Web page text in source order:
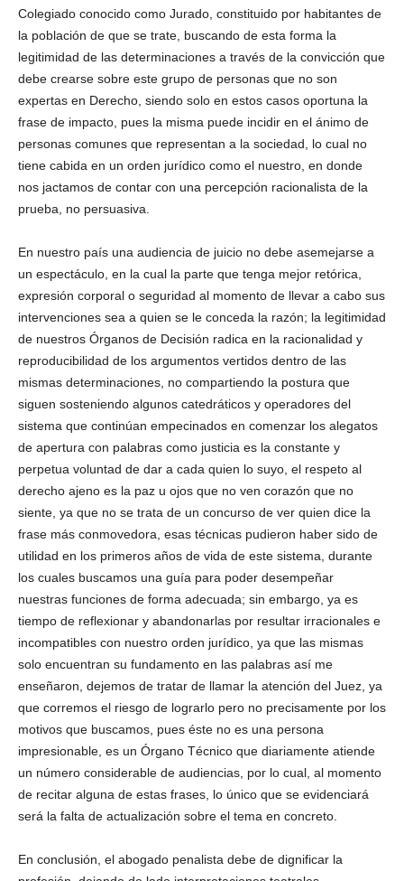
Colegiado conocido como Jurado, constituido por habitantes de
la población de que se trate, buscando de esta forma la
legitimidad de las determinaciones a través de la convicción que
debe crearse sobre este grupo de personas que no son
expertas en Derecho, siendo solo en estos casos oportuna la
frase de impacto, pues la misma puede incidir en el ánimo de
personas comunes que representan a la sociedad, lo cual no
tiene cabida en un orden jurídico como el nuestro, en donde
nos jactamos de contar con una percepción racionalista de la
prueba, no persuasiva.
En nuestro país una audiencia de juicio no debe asemejarse a
un espectáculo, en la cual la parte que tenga mejor retórica,
expresión corporal o seguridad al momento de llevar a cabo sus
intervenciones sea a quien se le conceda la razón; la legitimidad
de nuestros Órganos de Decisión radica en la racionalidad y
reproducibilidad de los argumentos vertidos dentro de las
mismas determinaciones, no compartiendo la postura que
siguen sosteniendo algunos catedráticos y operadores del
sistema que continúan empecinados en comenzar los alegatos
de apertura con palabras como justicia es la constante y
perpetua voluntad de dar a cada quien lo suyo, el respeto al
derecho ajeno es la paz u ojos que no ven corazón que no
siente, ya que no se trata de un concurso de ver quien dice la
frase más conmovedora, esas técnicas pudieron haber sido de
utilidad en los primeros años de vida de este sistema, durante
los cuales buscamos una guía para poder desempeñar
nuestras funciones de forma adecuada; sin embargo, ya es
tiempo de reflexionar y abandonarlas por resultar irracionales e
incompatibles con nuestro orden jurídico, ya que las mismas
solo encuentran su fundamento en las palabras así me
enseñaron, dejemos de tratar de llamar la atención del Juez, ya
que corremos el riesgo de lograrlo pero no precisamente por los
motivos que buscamos, pues éste no es una persona
impresionable, es un Órgano Técnico que diariamente atiende
un número considerable de audiencias, por lo cual, al momento
de recitar alguna de estas frases, lo único que se evidenciará
será la falta de actualización sobre el tema en concreto.
En conclusión, el abogado penalista debe de dignificar la